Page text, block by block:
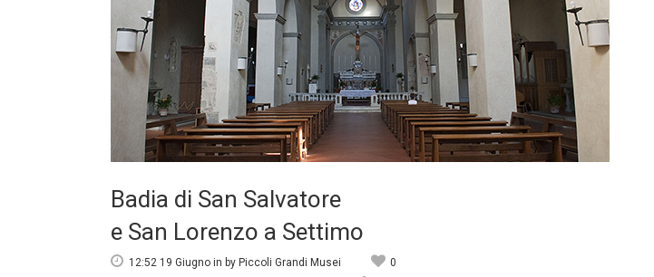
Badia di San Salvatore
e San Lorenzo a Settimo
12:52 19 Giugno in by Piccoli Grandi Musei 0